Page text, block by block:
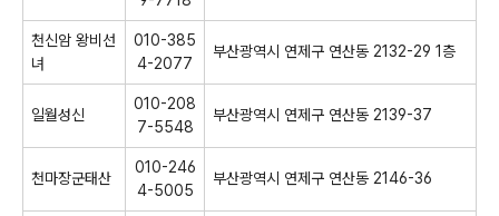
천신암 왕비선
녀
010-385
4-2077
부산광역시 연제구 연산동 2132-29 1층
일월성신
010-208
7-5548
부산광역시 연제구 연산동 2139-37
천마장군태산
010-246
4-5005
부산광역시 연제구 연산동 2146-36